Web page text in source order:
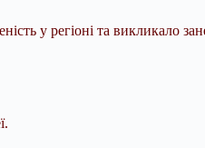
у регіоні та викликало